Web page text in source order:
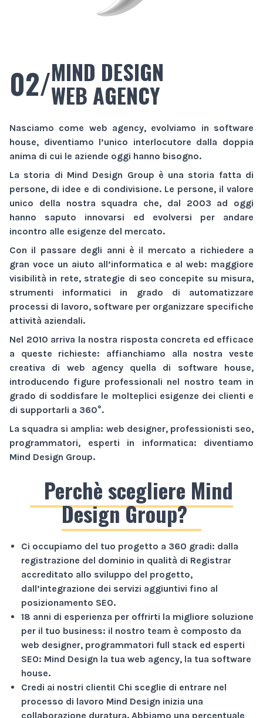
02/MIND DESIGN
WEB AGENCY
Nasciamo come web agency, evolviamo in software
house, diventiamo l’unico interlocutore dalla doppia
anima di cui le aziende oggi hanno bisogno.
La storia di Mind Design Group è una storia fatta di
persone, di idee e di condivisione. Le persone, il valore
unico della nostra squadra che, dal 2003 ad oggi
hanno saputo innovarsi ed evolversi per andare
incontro alle esigenze del mercato.
Con il passare degli anni è il mercato a richiedere a
gran voce un aiuto all’informatica e al web: maggiore
visibilità in rete, strategie di seo concepite su misura,
strumenti informatici in grado di automatizzare
processi di lavoro, software per organizzare specifiche
attività aziendali.
Nel 2010 arriva la nostra risposta concreta ed efficace
a queste richieste: affianchiamo alla nostra veste
creativa di web agencyquella di software house,
introducendo figure professionali nel nostro team in
grado di soddisfare le molteplici esigenze dei clienti e
di supportarli a 360°.
La squadra si amplia: web designer, professionisti seo,
programmatori, esperti in informatica: diventiamo
Mind Design Group.
Perchè scegliere Mind
Design Group?
Ci occupiamo del tuo progetto a 360 gradi: dalla
registrazione del dominio in qualità di Registrar
accreditato allo sviluppo del progetto,
dall’integrazione dei servizi aggiuntivi fino al
posizionamento SEO.
18 anni di esperienza per offrirti la migliore soluzione
per il tuo business: il nostro team è composto da
web designer, programmatori full stack ed esperti
SEO: Mind Design la tua web agency, la tua software
house.
Credi ai nostri clienti! Chi sceglie di entrare nel
processo di lavoro Mind Design inizia una
collaborazione duratura. Abbiamo una percentuale